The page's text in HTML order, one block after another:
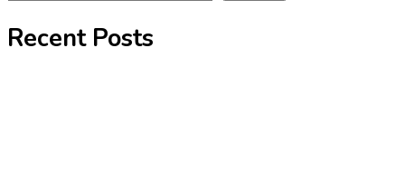
Recent Posts